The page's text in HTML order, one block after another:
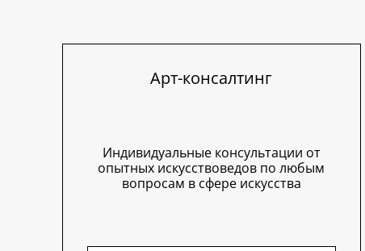
Арт-консалтинг
Индивидуальные консультации от
опытных искусствоведов по любым
вопросам в сфере искусства